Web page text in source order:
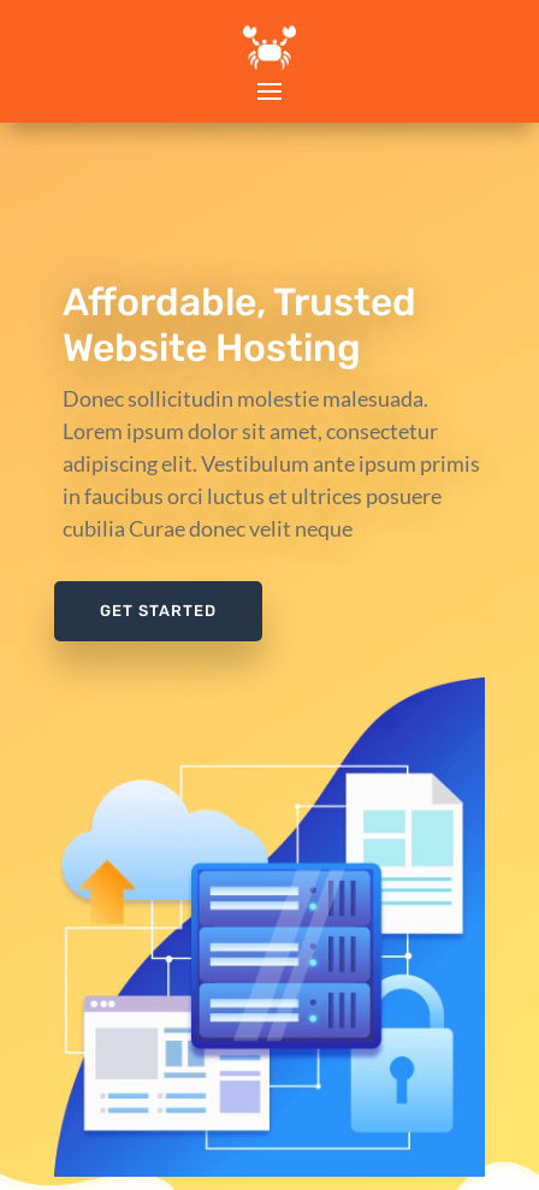
Affordable, Trusted
Website Hosting
Donec sollicitudin molestie malesuada.
Lorem ipsum dolor sit amet, consectetur
adipiscing elit. Vestibulum ante ipsum primis
in faucibus orci luctus et ultrices posuere
cubilia Curae donec velit neque
GET STARTED